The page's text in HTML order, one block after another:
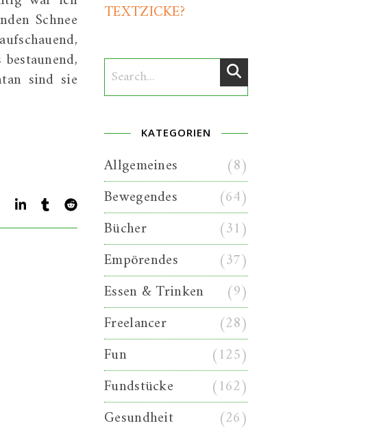
Schnee
sind sie
TEXTZICKE?
KATEGORIEN
Allgemeines
(8)
Bewegendes
(64)
Bücher
(31)
Empörendes
(37)
Essen & Trinken
(9)
Freelancer
(28)
Fun
(125)
Fundstücke
(162)
Gesundheit
(26)